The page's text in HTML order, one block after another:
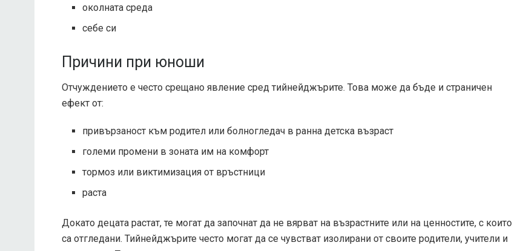
околната среда
себе си
Причини при юноши
Отчуждението е често срещано явление сред тийнейджърите. Това може да бъде и страничен
ефект от:
привързаност към родител или болногледач в ранна детска възраст
големи промени в зоната им на комфорт
тормоз или виктимизация от връстници
раста
Докато децата растат, те могат да започнат да не вярват на възрастните или на ценностите, с които
са отгледани. Тийнейджърите често могат да се чувстват изолирани от своите родители, учители и